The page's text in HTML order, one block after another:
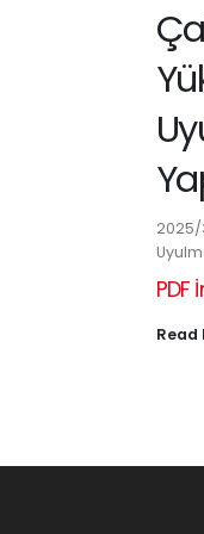
PDF
Read